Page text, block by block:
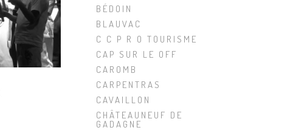
BÉDOIN
BLAUVAC
C C P R O TOURISME
CAP SUR LE OFF
CAROMB
CARPENTRAS
CAVAILLON
CHÂTEAUNEUF DE
GADAGNE